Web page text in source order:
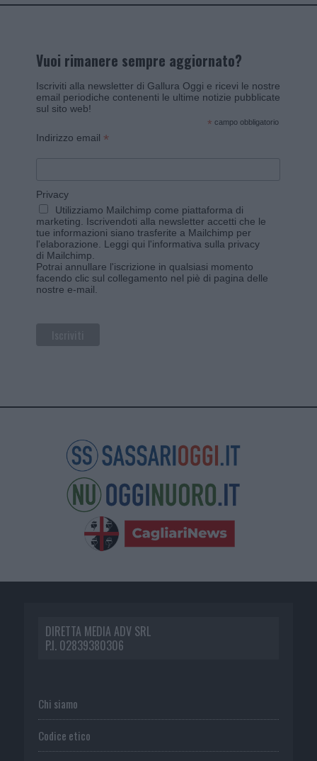
Vuoi rimanere sempre aggiornato?
Iscriviti alla newsletter di Gallura Oggi e ricevi le nostre
email periodiche contenenti le ultime notizie pubblicate
sul sito web!
* campo obbligatorio
Indirizzo email *
Privacy
Utilizziamo Mailchimp come piattaforma di
marketing. Iscrivendoti alla newsletter accetti che le
tue informazioni siano trasferite a Mailchimp per
l'elaborazione. Leggi qui l'informativa sulla privacy
di Mailchimp
Potrai annullare l'iscrizione in qualsiasi momento
facendo clic sul collegamento nel piè di pagina delle
nostre e-mail.
DIRETTA MEDIA ADV SRL
P.I. 02839380306
Chi siamo
Codice etico